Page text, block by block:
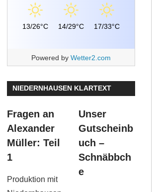
13/26°C 14/29°C 17/33°C
Powered by Wetter2.com
NIEDERNHAUSEN KLARTEXT
Fragen an
Alexander
Müller: Teil
1
Produktion mit
Unser
Gutscheinb
uch –
Schnäbbch
e